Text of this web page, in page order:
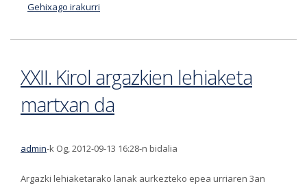
Gehixago irakurri
XXII. Kirol argazkien lehiaketa
martxan da
admin-k Og, 2012-09-13 16:28-n bidalia
Argazki lehiaketarako lanak aurkezteko epea urriaren 3an